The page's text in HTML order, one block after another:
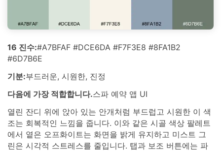
16 진수:#A7BFAF #DCE6DA #F7F3E8 #8FA1B2
#6D7B6E
기분:부드러운, 시원한, 진정
다음에 가장 적합합니다.스파 예약 앱 UI
열린 잔디 위에 앉아 있는 안개처럼 부드럽고 시원한 이 색
조는 회복적인 느낌을 줍니다. 이와 같은 시골 색상 팔레트
에서 옅은 오프화이트는 화면을 밝게 유지하고 미스트 그
린은 시각적 스트레스를 줄입니다. 탭과 보조 버튼에는 파